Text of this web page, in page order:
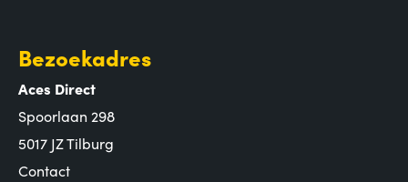
Bezoekadres
Aces Direct
Spoorlaan 298
5017 JZ Tilburg
Contact